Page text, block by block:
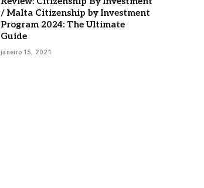
Review: Citizenship By Investment
/ Malta Citizenship by Investment
Program 2024: The Ultimate
Guide
janeiro 15, 2021